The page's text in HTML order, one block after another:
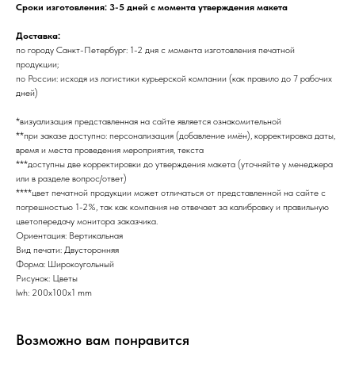
Сроки изготовления: 3-5 дней с момента утверждения макета
Доставка:
по городу Санкт-Петербург: 1-2 дня с момента изготовления печатной
продукции;
по России: исходя из логистики курьерской компании (как правило до 7 рабочих
дней)
*визуализация представленная на сайте является ознакомительной
**при заказе доступно: персонализация (добавление имён), корректировка даты,
время и места проведения мероприятия, текста
***доступны две корректировки до утверждения макета (уточняйте у менеджера
или в разделе вопрос/ответ)
****цвет печатной продукции может отличаться от представленной на сайте с
погрешностью 1-2%, так как компания не отвечает за калибровку и правильную
цветопередачу монитора заказчика.
Ориентация: Вертикальная
Вид печати: Двусторонняя
Форма: Широкоугольный
Рисунок: Цветы
lwh: 200x100x1 mm
Возможно вам понравится